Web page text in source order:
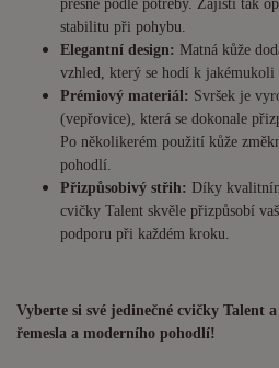
přesně podle potřeby. Zajistí tak
stabilitu při pohybu.
Elegantní design: Matná kůže
vzhled, který se hodí k
Prémiový materiál: Svršek je
(vepřovice), která se dokonale
Po několikerém použití kůže
pohodlí.
Přizpůsobivý střih: Díky
cvičky Talent skvěle přizpůsobí
podporu při každém kroku.
Vyberte si své jedinečné cvičky Talent
řemesla a moderního pohodlí!